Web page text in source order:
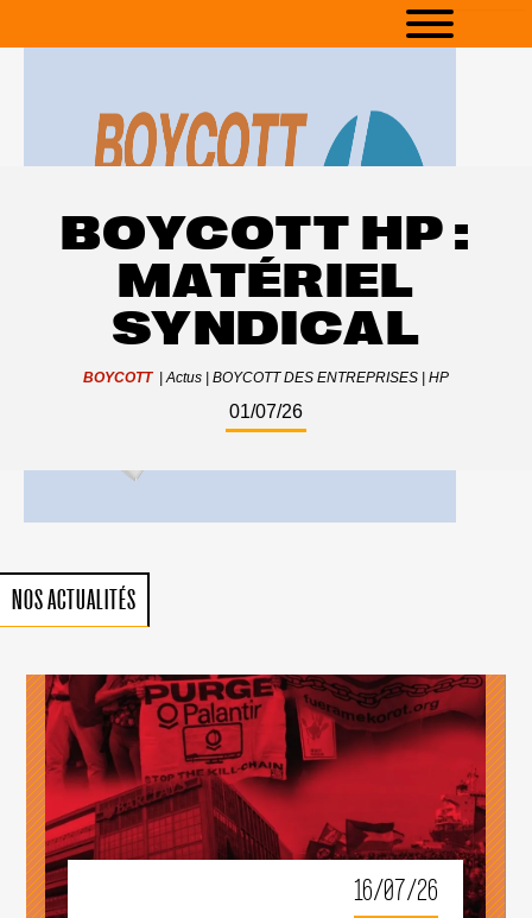
BOYCOTT HP :
MATÉRIEL
SYNDICAL
BOYCOTT Actus BOYCOTT DES ENTREPRISES HP
01/07/26
NOS ACTUALITÉS
16/07/26
BOYCOTT/DÉSINVESTISSEMENT /SANCTIONS
|
Actus|Comité National Palestinien (BNC)